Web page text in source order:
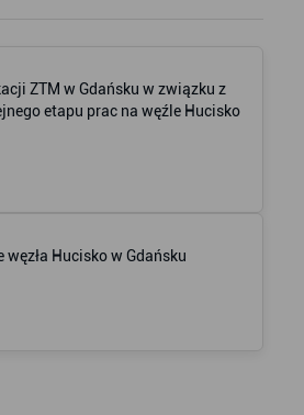
ZTM w Gdańsku w związku z
etapu prac na węźle Hucisko
węzła Hucisko w Gdańsku